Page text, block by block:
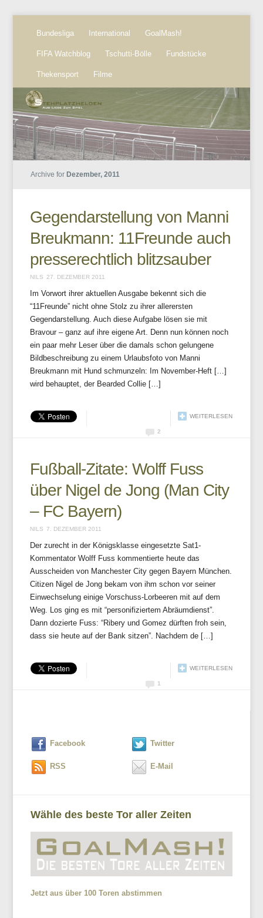
Bundesliga International GoalMash!
FIFA Watchblog Tschutti-Bölle Fundstücke
Thekensport Filme
Archive for Dezember, 2011
Gegendarstellung von Manni
Breukmann: 11Freunde auch
presserechtlich blitzsauber
NILS 27. DEZEMBER 2011
Im Vorwort ihrer aktuellen Ausgabe bekennt sich die
“11Freunde” nicht ohne Stolz zu ihrer allerersten
Gegendarstellung. Auch diese Aufgabe lösen sie mit
Bravour – ganz auf ihre eigene Art. Denn nun können noch
ein paar mehr Leser über die damals schon gelungene
Bildbeschreibung zu einem Urlaubsfoto von Manni
Breukmann mit Hund schmunzeln: Im November-Heft […]
wird behauptet, der Bearded Collie […]
WEITERLESEN
2
Fußball-Zitate: Wolff Fuss
über Nigel de Jong (Man City
– FC Bayern)
NILS 7. DEZEMBER 2011
Der zurecht in der Königsklasse eingesetzte Sat1-
Kommentator Wolff Fuss kommentierte heute das
Ausscheiden von Manchester City gegen Bayern München.
Citizen Nigel de Jong bekam von ihm schon vor seiner
Einwechselung einige Vorschuss-Lorbeeren mit auf dem
Weg. Los ging es mit “personifiziertem Abräumdienst”.
Dann dozierte Fuss: “Ribery und Gomez dürften froh sein,
dass sie heute auf der Bank sitzen”. Nachdem de […]
WEITERLESEN
1
Facebook Twitter
RSS E-Mail
Wähle des beste Tor aller Zeiten
Jetzt aus über 100 Toren abstimmen